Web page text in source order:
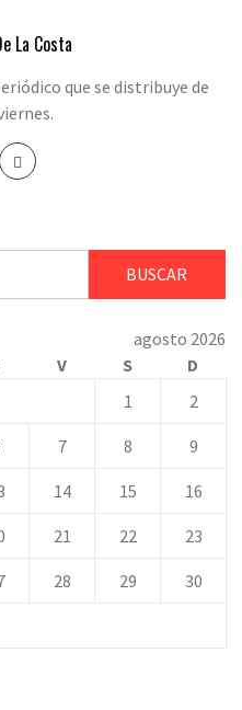
La Costa
que se distribuye de
agosto 2026
V S
D
1
2
7 8 9
14 15 16
21 22 23
28 29 30